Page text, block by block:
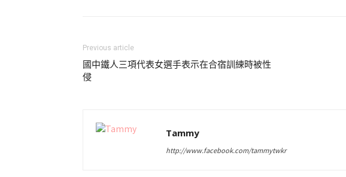
Previous article
國中鐵人三項代表女選手表示在合宿訓練時被性
侵
Tammy
http://www.facebook.com/tammytwkr